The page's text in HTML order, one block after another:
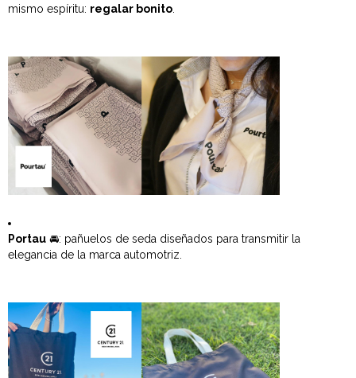
mismo espíritu: regalar bonito
Portau 🚘: pañuelos de seda diseñados para transmitir la
elegancia de la marca automotriz.